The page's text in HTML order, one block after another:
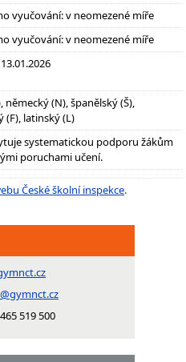
vyučování: v neomezené míře
vyučování: v neomezené míře
německý (N), španělský (Š),
(F), latinský (L)
systematickou podporu žákům
poruchami učení.
České školní inspekce.
519 500